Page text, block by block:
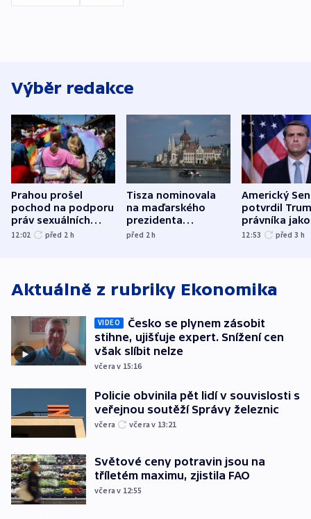
Výběr redakce
Prahou prošel
pochod na podporu
práv sexuálních
menšin
12:02 před 2 h
Tisza nominovala
na maďarského
prezidenta
bývalého šéfa
před 2h
Americký
potvrdil
právníka jako
ministra
12:53 před 3 h
Aktuálně z rubriky Ekonomika
VIDEO
Česko se plynem zásobit
stihne, ujišťuje expert. Snížení cen
však slíbit nelze
včera v 15:16
Policie obvinila pět lidí v souvislosti s
veřejnou soutěží Správy železnic
včera včera v 13:21
Světové ceny potravin jsou na
tříletém maximu, zjistila FAO
včera v 12:55